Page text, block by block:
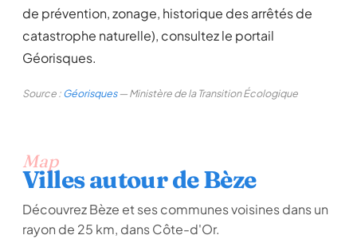
de prévention, zonage, historique des arrêtés de
catastrophe naturelle), consultez le portail
Géorisques.
Source :Géorisques— Ministère de la Transition Écologique
Map
Villes autour de Bèze
Découvrez Bèze et ses communes voisines dans un
rayon de 25 km, dans Côte-d'Or.